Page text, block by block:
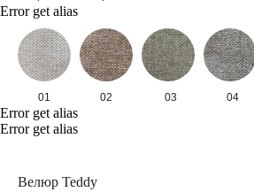
Error get alias
01 02 03 04
Error get alias
Error get alias
Велюр Teddy